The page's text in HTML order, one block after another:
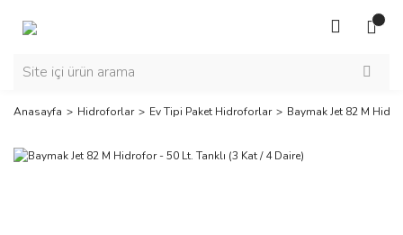
Anasayfa Hidroforlar Ev Tipi Paket Hidroforlar Baymak Jet 82 M